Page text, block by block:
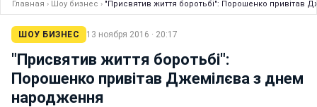
Главная › Шоу бизнес › "Присвятив життя боротьбі": Порошенко привітав
ШОУ БИЗНЕС 13 ноября 2016 · 20:17
"Присвятив життя боротьбі":
Порошенко привітав Джемілєва з днем
народження